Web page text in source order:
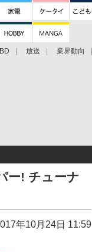
BD 放送 業界動向
ー! チューナ
年10月24日 11:59